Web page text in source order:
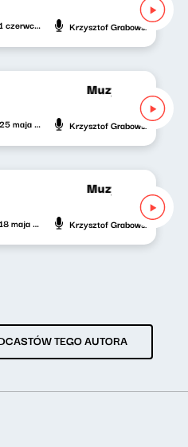
1 czerwca 2026 Krzysztof Grabowski
Muzyka bardzo
25 maja 2026 Krzysztof Grabowski
Muzyka bardzo
18 maja 2026 Krzysztof Grabowski
TEGO AUTORA